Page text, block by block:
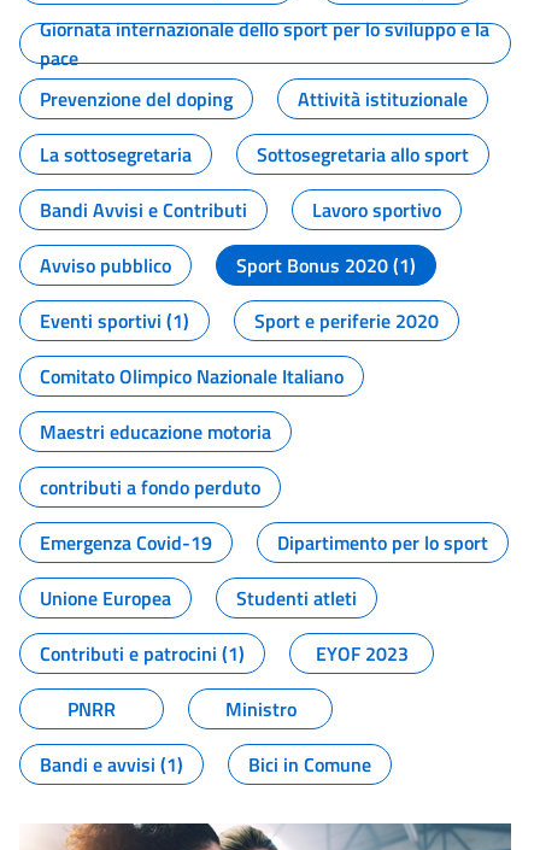
Giornata internazionale dello sport per lo sviluppo e la
pace
Prevenzione del doping
Attività istituzionale
La sottosegretaria
Sottosegretaria allo sport
Bandi Avvisi e Contributi
Lavoro sportivo
Avviso pubblico
Sport Bonus 2020 (1)
Eventi sportivi (1)
Sport e periferie 2020
Comitato Olimpico Nazionale Italiano
Maestri educazione motoria
contributi a fondo perduto
Emergenza Covid-19
Dipartimento per lo sport
Unione Europea
Studenti atleti
Contributi e patrocini (1)
EYOF 2023
PNRR
Ministro
Bandi e avvisi (1)
Bici in Comune